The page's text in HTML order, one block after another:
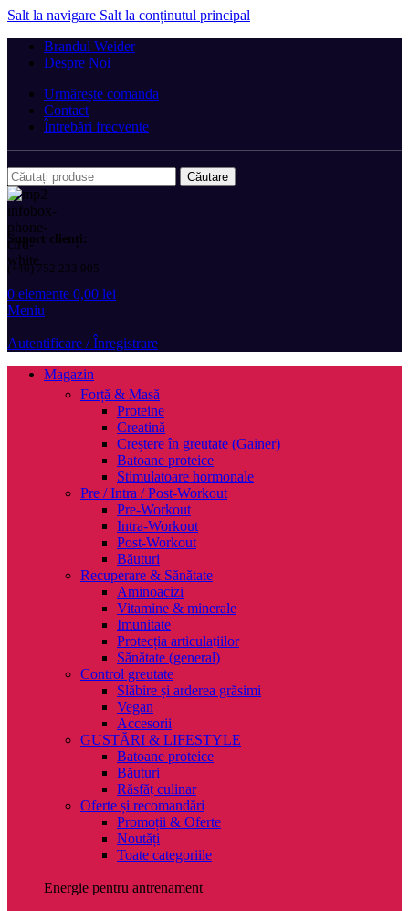
Salt la navigare Salt la conținutul principal
Brandul Weider
Despre Noi
Urmărește comanda
Contact
Întrebări frecvente
Căutare
Suport clienți:
(+40) 752 233 905
0 elemente 0,00 lei
Meniu
Autentificare / Înregistrare
Magazin
Forță & Masă
Proteine
Creatină
Creștere în greutate (Gainer)
Batoane proteice
Stimulatoare hormonale
Pre / Intra / Post-Workout
Pre-Workout
Intra-Workout
Post-Workout
Băuturi
Recuperare & Sănătate
Aminoacizi
Vitamine & minerale
Imunitate
Protecția articulațiilor
Sănătate (general)
Control greutate
Slăbire și arderea grăsimi
Vegan
Accesorii
GUSTĂRI & LIFESTYLE
Batoane proteice
Băuturi
Răsfăț culinar
Oferte și recomandări
Promoții & Oferte
Noutăți
Toate categoriile
Energie pentru antrenament